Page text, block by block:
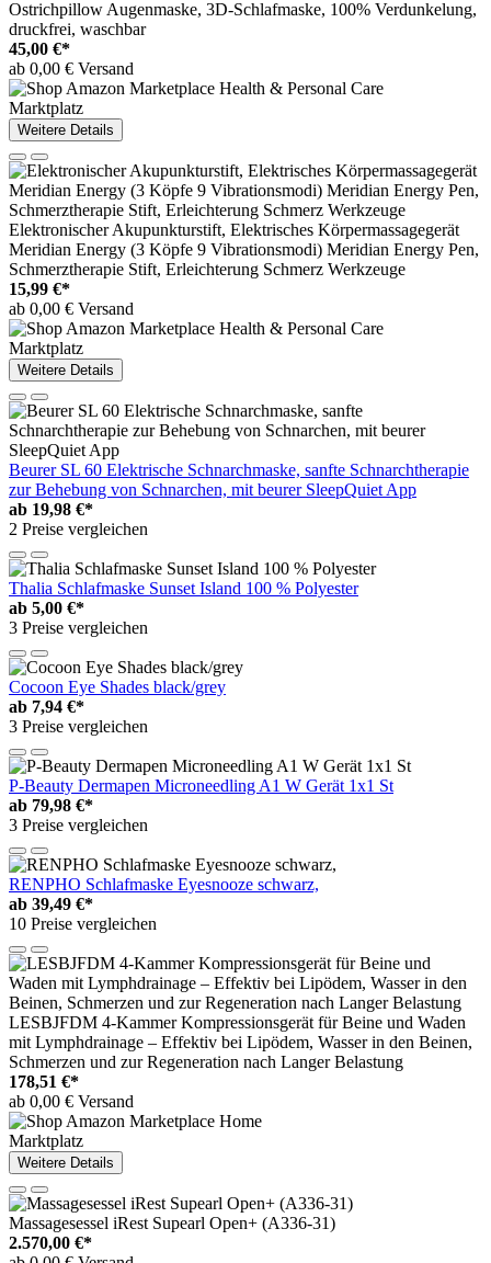
Ostrichpillow Augenmaske, 3D-Schlafmaske, 100% Verdunkelung,
druckfrei, waschbar
45,00 €*
ab 0,00 € Versand
Marktplatz
Weitere Details
Elektronischer Akupunkturstift, Elektrisches Körpermassagegerät
Meridian Energy (3 Köpfe 9 Vibrationsmodi) Meridian Energy Pen,
Schmerztherapie Stift, Erleichterung Schmerz Werkzeuge
15,99 €*
ab 0,00 € Versand
Marktplatz
Weitere Details
Beurer SL 60 Elektrische Schnarchmaske, sanfte Schnarchtherapie
zur Behebung von Schnarchen, mit beurer SleepQuiet App
ab 19,98 €*
2 Preise vergleichen
Thalia Schlafmaske Sunset Island 100 % Polyester
ab 5,00 €*
3 Preise vergleichen
Cocoon Eye Shades black/grey
ab 7,94 €*
3 Preise vergleichen
P-Beauty Dermapen Microneedling A1 W Gerät 1x1 St
ab 79,98 €*
3 Preise vergleichen
RENPHO Schlafmaske Eyesnooze schwarz,
ab 39,49 €*
10 Preise vergleichen
LESBJFDM 4-Kammer Kompressionsgerät für Beine und Waden
mit Lymphdrainage – Effektiv bei Lipödem, Wasser in den Beinen,
Schmerzen und zur Regeneration nach Langer Belastung
178,51 €*
ab 0,00 € Versand
Marktplatz
Weitere Details
Massagesessel iRest Supearl Open+ (A336-31)
2.570,00 €*